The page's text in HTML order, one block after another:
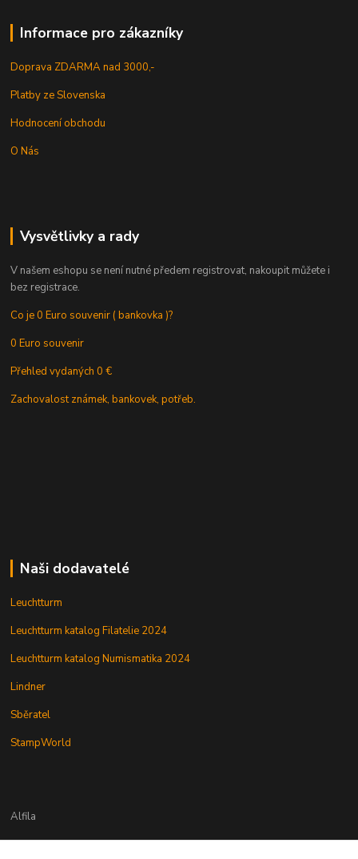
Informace pro zákazníky
Doprava ZDARMA nad 3000,-
Platby ze Slovenska
Hodnocení obchodu
O Nás
Vysvětlivky a rady
V našem eshopu se není nutné předem registrovat, nakoupit můžete i
bez registrace.
Co je 0 Euro souvenir ( bankovka )?
0 Euro souvenir
Přehled vydaných 0 €
Zachovalost známek, bankovek, potřeb.
Naši dodavatelé
Leuchtturm
Leuchtturm katalog Filatelie 2024
Leuchtturm katalog Numismatika 2024
Lindner
Sběratel
StampWorld
Alfila